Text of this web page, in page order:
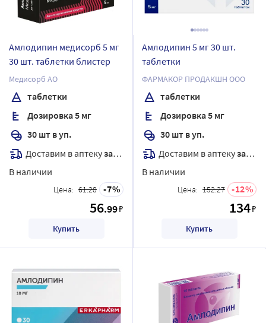
Амлодипин медисорб 5 мг
30 шт. таблетки блистер
Медисорб АО
таблетки
Дозировка 5 мг
30 шт в уп.
Доставим в аптекузавтра
В наличии
Цена: 61.28 7
56.99₽
Купить
Амлодипин 5 мг 30 шт.
таблетки
ФАРМАКОР ПРОДАКШН ООО
таблетки
Дозировка 5 мг
30 шт в уп.
Доставим в аптекузавтра
В наличии
Цена: 152.27 12
134₽
Купить